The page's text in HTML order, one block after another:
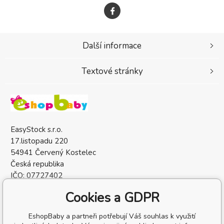
EasyStock s.r.o.
17.listopadu 220
54941 Červený Kostelec
Česká republika
IČO: 07727402
Další informace
Textové stránky
Cookies a GDPR
EshopBaby a partneři potřebují Váš souhlas k využití